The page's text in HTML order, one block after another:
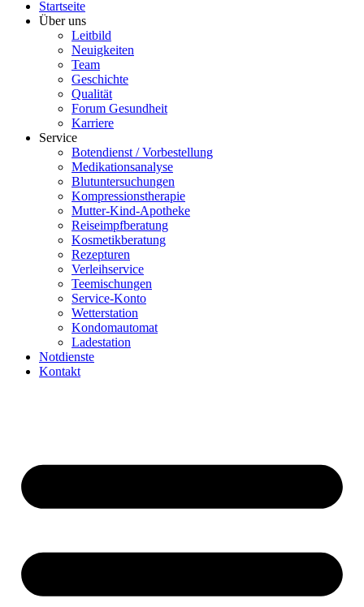
Startseite
Über uns
Leitbild
Neuigkeiten
Team
Geschichte
Qualität
Forum Gesundheit
Karriere
Service
Botendienst / Vorbestellung
Medikationsanalyse
Blutuntersuchungen
Kompressionstherapie
Mutter-Kind-Apotheke
Reiseimpfberatung
Kosmetikberatung
Rezepturen
Verleihservice
Teemischungen
Service-Konto
Wetterstation
Kondomautomat
Ladestation
Notdienste
Kontakt